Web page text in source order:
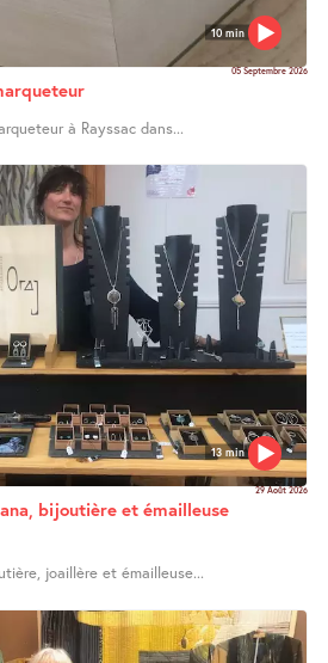
10 min
05 Septembre 2026
à Rayssac dans...
13 min
29 Août 2026
bijoutière et émailleuse
joaillère et émailleuse...